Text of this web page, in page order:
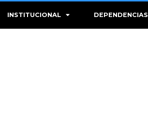
INSTITUCIONAL DEPENDENCIAS